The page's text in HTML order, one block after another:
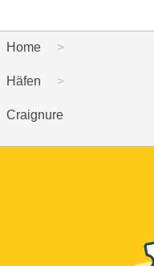
Home
Häfen
Craignure